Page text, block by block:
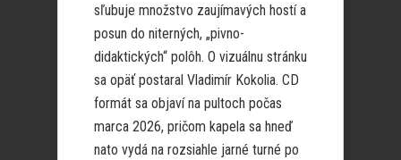
sľubuje množstvo zaujímavých hostí a
posun do niterných, „pivno-
didaktických“ polôh. O vizuálnu stránku
sa opäť postaral Vladimír Kokolia. CD
formát sa objaví na pultoch počas
marca 2026, pričom kapela sa hneď
nato vydá na rozsiahle jarné turné po